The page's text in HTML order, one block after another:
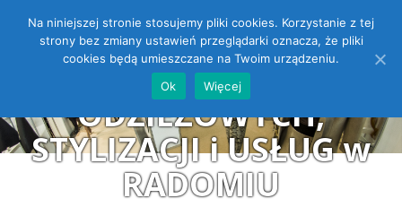
Open toolbar
ZESPÓŁ SZKÓŁ
SKÓRZANO-
ODZIEŻOWYCH,
STYLIZACJI i USŁUG w
RADOMIU
Na niniejszej stronie stosujemy pliki cookies. Korzystanie z tej
strony bez zmiany ustawień przeglądarki oznacza, że pliki
cookies będą umieszczane na Twoim urządzeniu.
Ok
Więcej